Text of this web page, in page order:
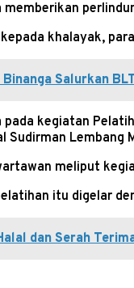
khalayak,
Salurkan
kegiatan
Sudirman
meliput
itu digelar
dan Serah